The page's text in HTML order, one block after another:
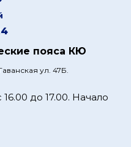
пояса КЮ
ул. 47Б.
до 17.00. Начало